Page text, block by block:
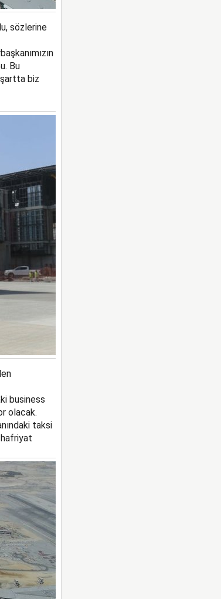
sözlerine
Bu
biz
business
olacak.
taksi